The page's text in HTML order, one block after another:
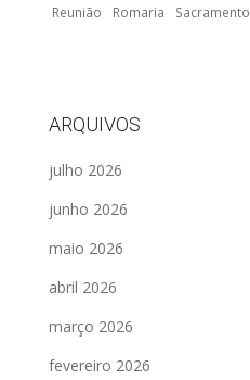
Reunião Romaria Sacramento
ARQUIVOS
julho 2026
junho 2026
maio 2026
abril 2026
março 2026
fevereiro 2026